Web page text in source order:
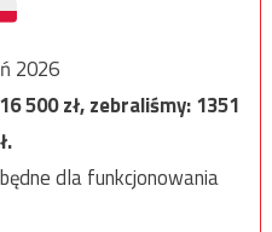
2026
16 500zł, zebraliśmy:1351
dla funkcjonowania